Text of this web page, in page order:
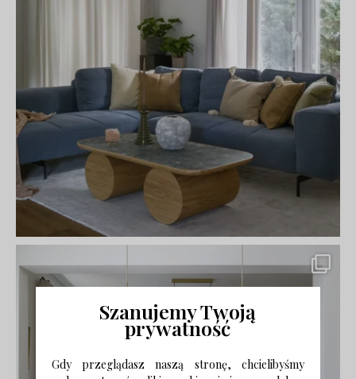
Szanujemy Twoją
prywatność
Gdy przeglądasz naszą stronę, chcielibyśmy